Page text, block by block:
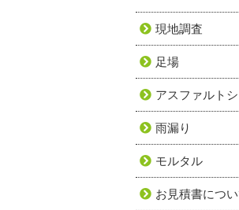
現地調査
足場
アスファルト
雨漏り
モルタル
お見積書につ